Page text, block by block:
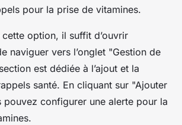
pour la prise de vitamines.
option, il suffit d’ouvrir
naviguer vers l’onglet "Gestion de
est dédiée à l’ajout et la
santé. En cliquant sur "Ajouter
pouvez configurer une alerte pour la